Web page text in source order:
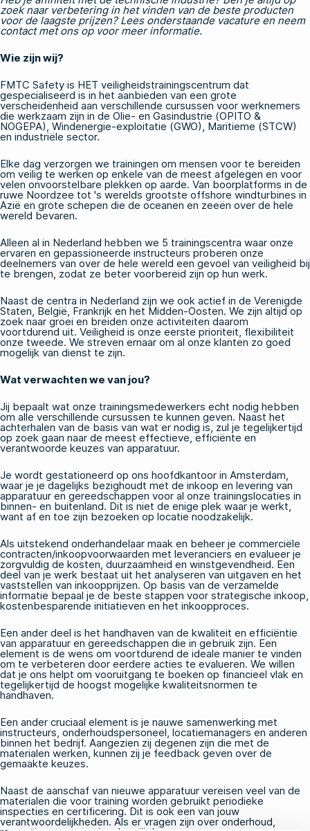
zoek naar verbetering in het vinden van de beste producten
voor de laagste prijzen? Lees onderstaande vacature en neem
contact met ons op voor meer informatie.
Wie zijn wij?
FMTC Safety is HET veiligheidstrainingscentrum dat
gespecialiseerd is in het aanbieden van een grote
verscheidenheid aan verschillende cursussen voor werknemers
die werkzaam zijn in de Olie- en Gasindustrie (OPITO &
NOGEPA), Windenergie-exploitatie (GWO), Maritieme (STCW)
en industriële sector.
Elke dag verzorgen we trainingen om mensen voor te bereiden
om veilig te werken op enkele van de meest afgelegen en voor
velen onvoorstelbare plekken op aarde. Van boorplatforms in de
ruwe Noordzee tot 's werelds grootste offshore windturbines in
Azië en grote schepen die de oceanen en zeeën over de hele
wereld bevaren.
Alleen al in Nederland hebben we 5 trainingscentra waar onze
ervaren en gepassioneerde instructeurs proberen onze
deelnemers van over de hele wereld een gevoel van veiligheid bij
te brengen, zodat ze beter voorbereid zijn op hun werk.
Naast de centra in Nederland zijn we ook actief in de Verenigde
Staten, België, Frankrijk en het Midden-Oosten. We zijn altijd op
zoek naar groei en breiden onze activiteiten daarom
voortdurend uit. Veiligheid is onze eerste prioriteit, flexibiliteit
onze tweede. We streven ernaar om al onze klanten zo goed
mogelijk van dienst te zijn.
Wat verwachten we van jou?
Jij bepaalt wat onze trainingsmedewerkers echt nodig hebben
om alle verschillende cursussen te kunnen geven. Naast het
achterhalen van de basis van wat er nodig is, zul je tegelijkertijd
op zoek gaan naar de meest effectieve, efficiënte en
verantwoorde keuzes van apparatuur.
Je wordt gestationeerd op ons hoofdkantoor in Amsterdam,
waar je je dagelijks bezighoudt met de inkoop en levering van
apparatuur en gereedschappen voor al onze trainingslocaties in
binnen- en buitenland. Dit is niet de enige plek waar je werkt,
want af en toe zijn bezoeken op locatie noodzakelijk.
Als uitstekend onderhandelaar maak en beheer je commerciële
contracten/inkoopvoorwaarden met leveranciers en evalueer je
zorgvuldig de kosten, duurzaamheid en winstgevendheid. Een
deel van je werk bestaat uit het analyseren van uitgaven en het
vaststellen van inkoopprijzen. Op basis van de verzamelde
informatie bepaal je de beste stappen voor strategische inkoop,
kostenbesparende initiatieven en het inkoopproces.
Een ander deel is het handhaven van de kwaliteit en efficiëntie
van apparatuur en gereedschappen die in gebruik zijn. Een
element is de wens om voortdurend de ideale manier te vinden
om te verbeteren door eerdere acties te evalueren. We willen
dat je ons helpt om vooruitgang te boeken op financieel vlak en
tegelijkertijd de hoogst mogelijke kwaliteitsnormen te
handhaven.
Een ander cruciaal element is je nauwe samenwerking met
instructeurs, onderhoudspersoneel, locatiemanagers en anderen
binnen het bedrijf. Aangezien zij degenen zijn die met de
materialen werken, kunnen zij je feedback geven over de
gemaakte keuzes.
Naast de aanschaf van nieuwe apparatuur vereisen veel van de
materialen die voor training worden gebruikt periodieke
inspecties en certificering. Dit is ook een van jouw
verantwoordelijkheden. Als er vragen zijn over onderhoud,